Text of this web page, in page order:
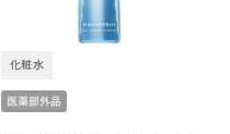
化粧水